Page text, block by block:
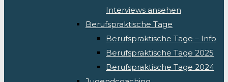
Interviews ansehen
Berufspraktische Tage
Berufspraktische Tage – Info
Berufspraktische Tage 2025
Berufspraktische Tage 2024